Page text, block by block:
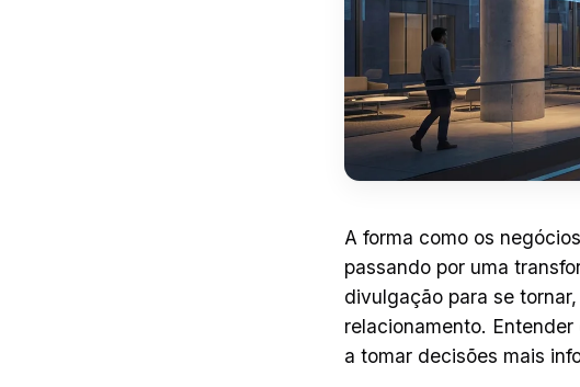
A forma como os
passando por uma
divulgação para se
relacionamento.
a tomar decisões mais